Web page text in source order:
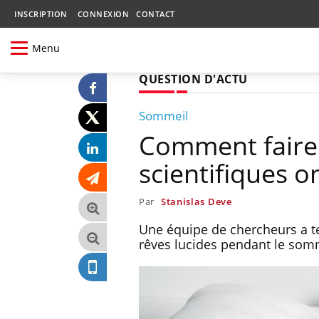
INSCRIPTION CONNEXION CONTACT
Menu
QUESTION D'ACTU
Sommeil
Comment
scientifiques
Par Stanislas Deve
Une équipe de chercheurs a
rêves lucides pendant le